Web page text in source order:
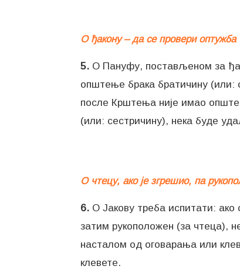
О ђакону – да се провери оптужба
5. О Пануфу, постављеном за
општење брака братичину (или:
после Крштења није имао
(или: сестричину), нека буде
О чтецу, ако је згрешио, па
6. О Јакову треба испитати:
затим рукоположен (за чтеца),
насталом од оговарања или
клевете.